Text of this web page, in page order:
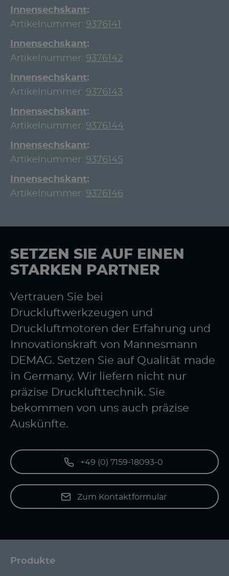
Innensechskant
Artikelnummer: 9376141
Innensechskant
Artikelnummer: 9376142
Innensechskant
Artikelnummer: 9376143
Innensechskant
Artikelnummer: 9376144
Innensechskant
Artikelnummer: 9376145
Innensechskant
Artikelnummer: 9376146
SETZEN SIE AUF EINEN
STARKEN PARTNER
Vertrauen Sie bei
Druckluftwerkzeugen und
Druckluftmotoren der Erfahrung und
Innovationskraft von Mannesmann
DEMAG. Setzen Sie auf Qualität made
in Germany. Wir liefern nicht nur
präzise Drucklufttechnik. Sie
bekommen von uns auch präzise
Auskünfte.
+49 (0) 7159-18093-0
Zum Kontaktformular
Produkte